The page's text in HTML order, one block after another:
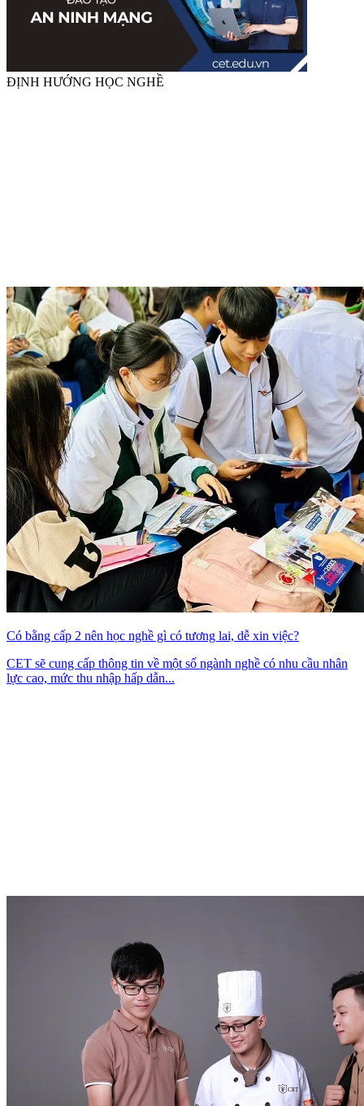
ĐỊNH HƯỚNG HỌC NGHỀ
Có bằng cấp 2 nên học nghề gì có tương lai, dễ xin việc?
CET sẽ cung cấp thông tin về một số ngành nghề có nhu cầu nhân
lực cao, mức thu nhập hấp dẫn...